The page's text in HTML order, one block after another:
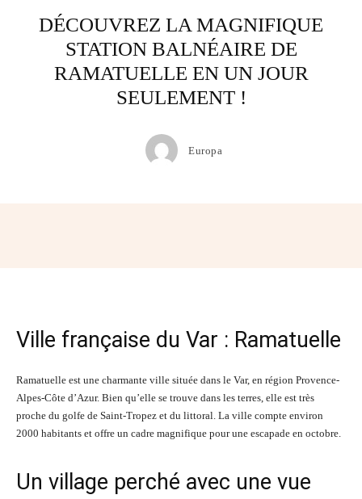
DÉCOUVREZ LA MAGNIFIQUE
STATION BALNÉAIRE DE
RAMATUELLE EN UN JOUR
SEULEMENT !
Europa
Ville française du Var : Ramatuelle
Ramatuelle est une charmante ville située dans le Var, en région Provence-
Alpes-Côte d’Azur. Bien qu’elle se trouve dans les terres, elle est très
proche du golfe de Saint-Tropez et du littoral. La ville compte environ
2000 habitants et offre un cadre magnifique pour une escapade en octobre.
Un village perché avec une vue